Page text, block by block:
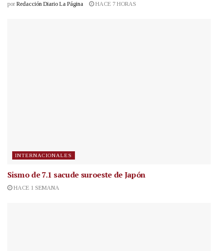
por Redacción Diario La Página HACE 7 HORAS
INTERNACIONALES
Sismo de 7.1 sacude suroeste de Japón
HACE 1 SEMANA